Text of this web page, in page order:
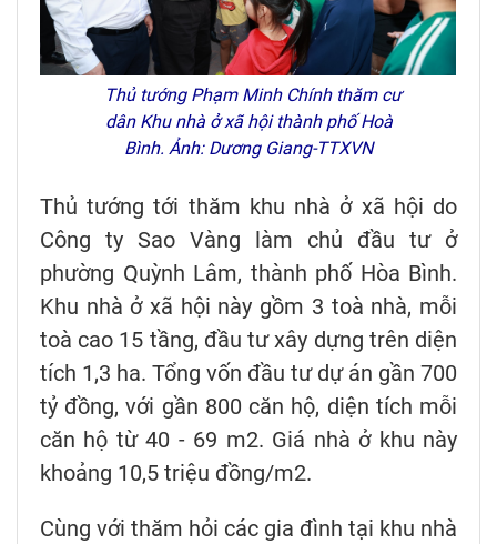
Thủ tướng Phạm Minh Chính thăm cư
dân Khu nhà ở xã hội thành phố Hoà
Bình. Ảnh: Dương Giang-TTXVN
Thủ tướng tới thăm khu nhà ở xã hội do
Công ty Sao Vàng làm chủ đầu tư ở
phường Quỳnh Lâm, thành phố Hòa Bình.
Khu nhà ở xã hội này gồm 3 toà nhà, mỗi
toà cao 15 tầng, đầu tư xây dựng trên diện
tích 1,3 ha. Tổng vốn đầu tư dự án gần 700
tỷ đồng, với gần 800 căn hộ, diện tích mỗi
căn hộ từ 40 - 69 m2. Giá nhà ở khu này
khoảng 10,5 triệu đồng/m2.
Cùng với thăm hỏi các gia đình tại khu nhà